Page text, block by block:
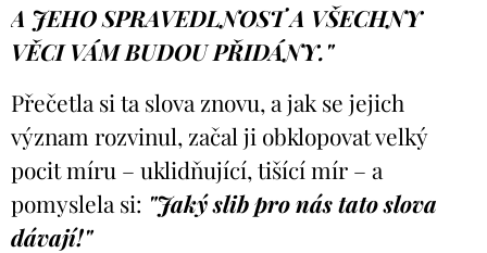
A JEHO SPRAVEDLNOST A VŠECHNY
VĚCI VÁM BUDOU PŘIDÁNY."
Přečetla si ta slova znovu, a jak se jejich
význam rozvinul, začal ji obklopovat velký
pocit míru – uklidňující, tišící mír – a
pomyslela si: "Jaký slib pro nás tato slova
dávají!"